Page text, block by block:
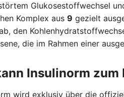
Glukosestoffwechsel
Komplex aus 9 gezielt
den
die im Rahmen einer
Insulinorm zum
wird exklusiv über die